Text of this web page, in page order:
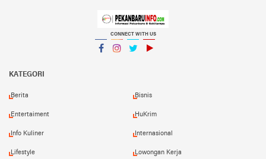
CONNECT WITH US
KATEGORI
Berita Bisnis
Entertaiment HuKrim
Info Kuliner Internasional
Lifestyle Lowongan Kerja